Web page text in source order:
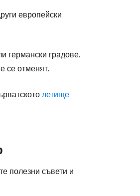
европейски
германски градове.
се отменят.
летище
полезни съвети и